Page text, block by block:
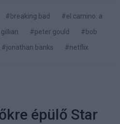
#breaking bad
#el camino: a
#peter gould
#bob
#jonathan banks #netflix
épülő Star